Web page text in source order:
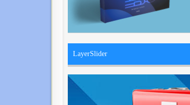
LayerSlider